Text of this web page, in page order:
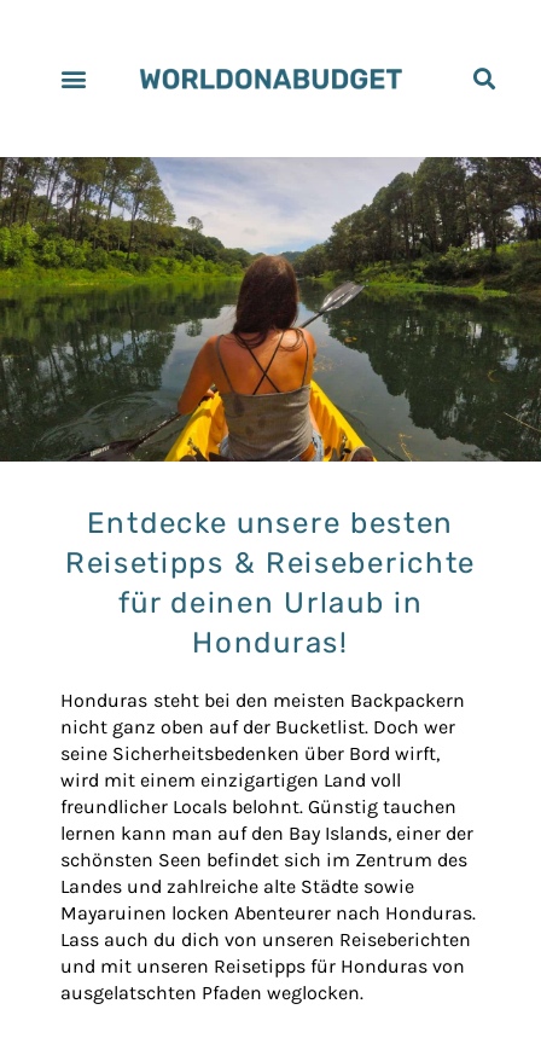
Entdecke unsere besten
Reisetipps & Reiseberichte
für deinen Urlaub in
Honduras!
Honduras steht bei den meisten Backpackern
nicht ganz oben auf der Bucketlist. Doch wer
seine Sicherheitsbedenken über Bord wirft,
wird mit einem einzigartigen Land voll
freundlicher Locals belohnt. Günstig tauchen
lernen kann man auf den Bay Islands, einer der
schönsten Seen befindet sich im Zentrum des
Landes und zahlreiche alte Städte sowie
Mayaruinen locken Abenteurer nach Honduras.
Lass auch du dich von unseren Reiseberichten
und mit unseren Reisetipps für Honduras von
ausgelatschten Pfaden weglocken.